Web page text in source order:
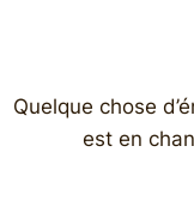
Quelque chose
est en